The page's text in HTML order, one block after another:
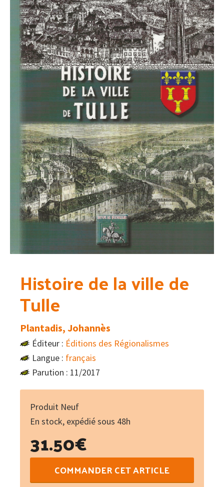
Histoire de la ville de
Tulle
Plantadis, Johannès
Éditeur : Éditions des Régionalismes
Langue : français
Parution : 11/2017
Produit Neuf
En stock, expédié sous 48h
31.50€
de
COMMANDER CET ARTICLE